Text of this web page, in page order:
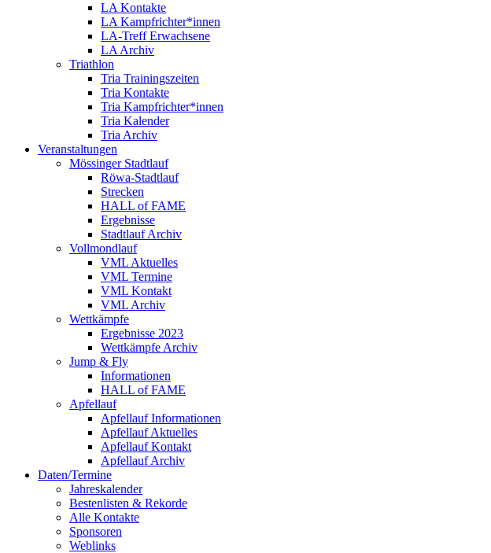
LA Kontakte
LA Kampfrichter*innen
LA-Treff Erwachsene
LA Archiv
Triathlon
Tria Trainingszeiten
Tria Kontakte
Tria Kampfrichter*innen
Tria Kalender
Tria Archiv
Veranstaltungen
Mössinger Stadtlauf
Röwa-Stadtlauf
Strecken
HALL of FAME
Ergebnisse
Stadtlauf Archiv
Vollmondlauf
VML Aktuelles
VML Termine
VML Kontakt
VML Archiv
Wettkämpfe
Ergebnisse 2023
Wettkämpfe Archiv
Jump & Fly
Informationen
HALL of FAME
Apfellauf
Apfellauf Informationen
Apfellauf Aktuelles
Apfellauf Kontakt
Apfellauf Archiv
Daten/Termine
Jahreskalender
Bestenlisten & Rekorde
Alle Kontakte
Sponsoren
Weblinks